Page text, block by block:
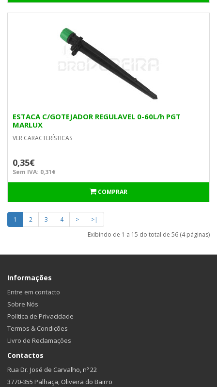
ESTACA C/GOTEJADOR REGULAVEL 0-60L/h PGT
MARLUX
VER CARACTERÍSTICAS
0,35€
Sem IVA: 0,31€
COMPRAR
1 2 3 4 >
>|
Exibindo de 1 a 15 do total de 56 (4 páginas)
Informações
Entre em contacto
Sobre Nós
Política de Privacidade
Termos & Condições
Livro de Reclamações
Contactos
Rua Dr. José de Carvalho, nº 22
3770-355 Palhaça, Oliveira do Bairro